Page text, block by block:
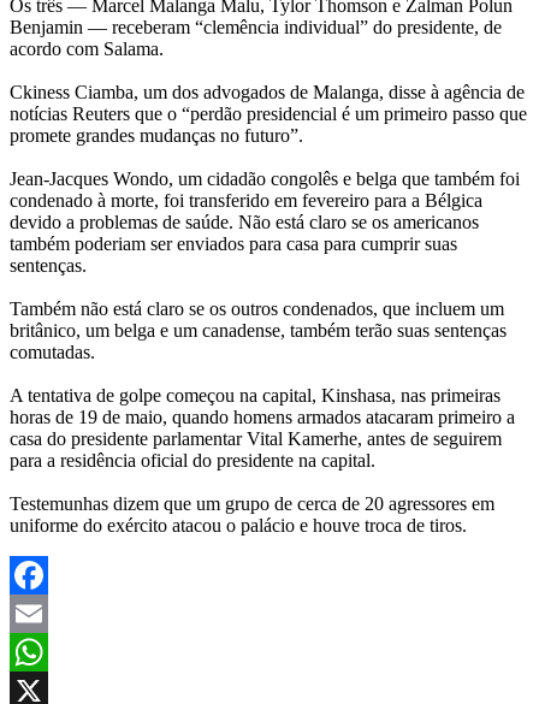
Os três — Marcel Malanga Malu, Tylor Thomson e Zalman Polun
Benjamin — receberam “clemência individual” do presidente, de
acordo com Salama.
Ckiness Ciamba, um dos advogados de Malanga, disse à agência de
notícias Reuters que o “perdão presidencial é um primeiro passo que
promete grandes mudanças no futuro”.
Jean-Jacques Wondo, um cidadão congolês e belga que também foi
condenado à morte, foi transferido em fevereiro para a Bélgica
devido a problemas de saúde. Não está claro se os americanos
também poderiam ser enviados para casa para cumprir suas
sentenças.
Também não está claro se os outros condenados, que incluem um
britânico, um belga e um canadense, também terão suas sentenças
comutadas.
A tentativa de golpe começou na capital, Kinshasa, nas primeiras
horas de 19 de maio, quando homens armados atacaram primeiro a
casa do presidente parlamentar Vital Kamerhe, antes de seguirem
para a residência oficial do presidente na capital.
Testemunhas dizem que um grupo de cerca de 20 agressores em
uniforme do exército atacou o palácio e houve troca de tiros.
Facebook
Email
WhatsApp